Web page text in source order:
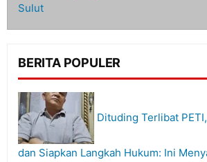
Sulut
BERITA POPULER
Dituding Terlibat
dan Siapkan Langkah Hukum: Ini